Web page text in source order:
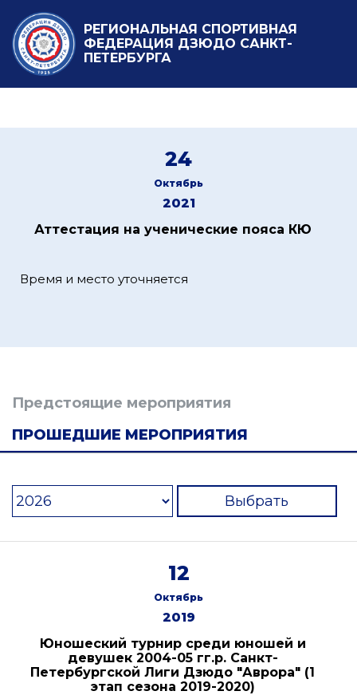
РЕГИОНАЛЬНАЯ СПОРТИВНАЯ
ФЕДЕРАЦИЯ ДЗЮДО САНКТ-
ПЕТЕРБУРГА
24
Октябрь
2021
Аттестация на ученические пояса КЮ
Время и место уточняется
Предстоящие мероприятия
ПРОШЕДШИЕ МЕРОПРИЯТИЯ
Выбрать
12
Октябрь
2019
Юношеский турнир среди юношей и
девушек 2004-05 гг.р. Санкт-
Петербургской Лиги Дзюдо "Аврора" (1
этап сезона 2019-2020)